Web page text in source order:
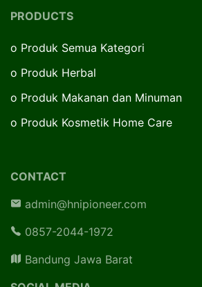
PRODUCTS
o Produk Semua Kategori
o Produk Herbal
o Produk Makanan dan Minuman
o Produk Kosmetik Home Care
CONTACT
admin@hnipioneer.com
0857-2044-1972
Bandung Jawa Barat